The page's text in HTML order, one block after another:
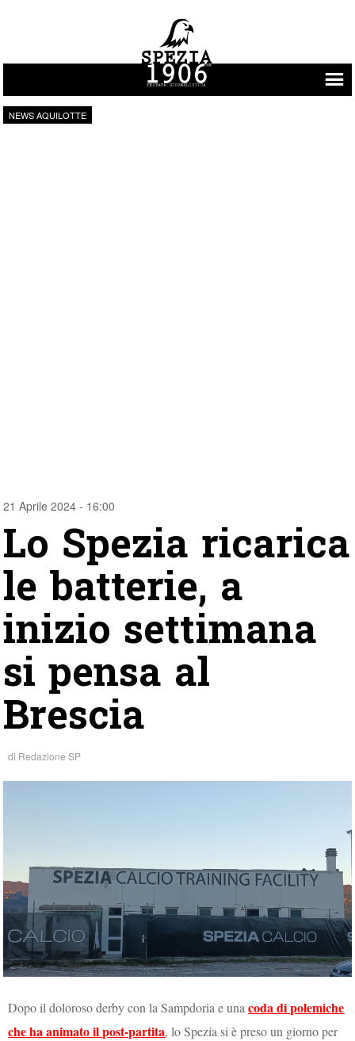
Vai al contenuto
NEWS AQUILOTTE
21 Aprile 2024 - 16:00
Lo Spezia ricarica
le batterie, a
inizio settimana
si pensa al
Brescia
di Redazione SP
Dopo il doloroso derby con la Sampdoria e unacoda di polemiche
che ha animato il post-partita, lo Spezia si è preso un giorno per